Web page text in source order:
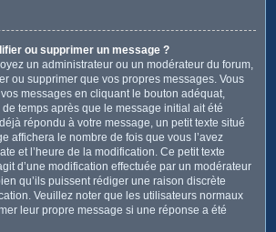
ou supprimer un message ?
un administrateur ou un modérateur du forum,
ou supprimer que vos propres messages. Vous
messages en cliquant le bouton adéquat,
temps après que le message initial ait été
répondu à votre message, un petit texte situé
affichera le nombre de fois que vous l’avez
et l’heure de la modification. Ce petit texte
d’une modification effectuée par un modérateur
qu’ils puissent rédiger une raison discrète
Veuillez noter que les utilisateurs normaux
leur propre message si une réponse a été